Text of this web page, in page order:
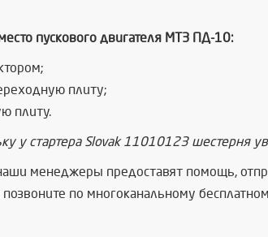
пускового двигателя МТЗ ПД-10:
плиту;
плиту.
у стартера Slovak 11010123 шестерня
менеджеры предоставят помощь,
позвоните по многоканальному